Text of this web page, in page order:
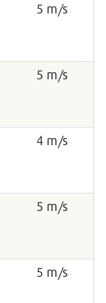
5 m/s
5 m/s
4 m/s
5 m/s
5 m/s